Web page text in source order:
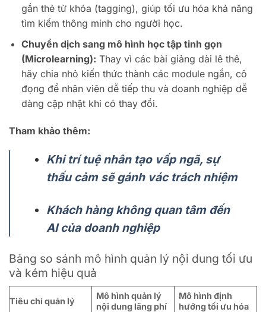
gắn thẻ từ khóa (tagging), giúp tối ưu hóa khả năng
tìm kiếm thông minh cho người học.
Chuyển dịch sang mô hình học tập tinh gọn
(Microlearning): Thay vì các bài giảng dài lê thê,
hãy chia nhỏ kiến thức thành các module ngắn, cô
đọng để nhân viên dễ tiếp thu và doanh nghiệp dễ
dàng cập nhật khi có thay đổi.
Tham khảo thêm:
Khi trí tuệ nhân tạo vấp ngã, sự
thấu cảm sẽ gánh vác trách nhiệm
Khách hàng không quan tâm đến
AI của doanh nghiệp
Bảng so sánh mô hình quản lý nội dung tối ưu
và kém hiệu quả
Tiêu chí quản lý
Mô hình quản lý
nội dung lãng phí
Mô hình định
hướng tối ưu hóa